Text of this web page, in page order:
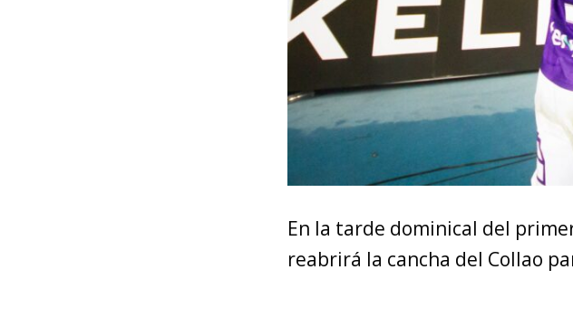
En la tarde dominical del
reabrirá la cancha del Collao